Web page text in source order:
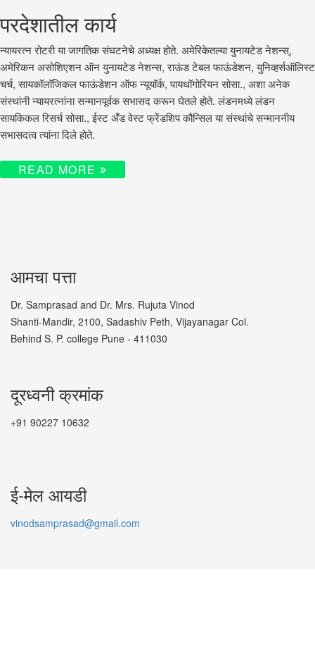
परदेशातील कार्य
न्यायरत्न रोटरी या जागतिक संघटनेचे अध्यक्ष होते. अमेरिकेतल्या युनायटेड नेशन्स्,
अमेरिकन असोशिएशन ऑन युनायटेड नेशन्स, राऊंड टेबल फाऊंडेशन, युनिव्हर्सऑलिस्ट
चर्च, सायकॉलॉजिकल फाऊंडेशन ऑफ न्यूयॉर्क, पायथॉगोरियन सोसा., अशा अनेक
संस्थांनी न्यायरत्नांना सन्मानपूर्वक सभासद करून घेतले होते. लंडनमध्ये लंडन
सायकिकल रिसर्च सोसा., ईस्ट अँड वेस्ट फ्रेंडशिप कौन्सिल या संस्थांचे सन्माननीय
सभासदत्व त्यांना दिले होते.
READ MORE
आमचा पत्ता
Dr. Samprasad and Dr. Mrs. Rujuta Vinod
Shanti-Mandir, 2100, Sadashiv Peth, Vijayanagar Col.
Behind S. P. college Pune - 411030
दूरध्वनी क्रमांक
+91 90227 10632
ई-मेल आयडी
vinodsamprasad@gmail.com